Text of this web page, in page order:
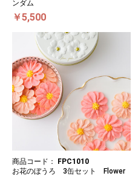
ンダム
￥5,500
商品コード：
FPC1010
お花のぼうろ 3缶セット Flower